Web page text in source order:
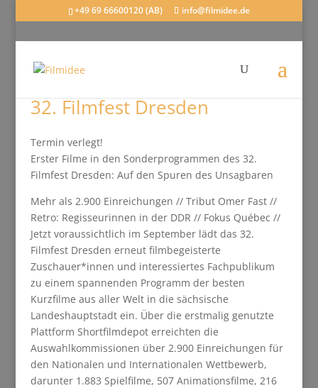
+49 69 66600120 (AB) info@filmidee.de
32. Filmfest Dresden
Termin verlegt!
Erster Filme in den Sonderprogrammen des 32.
Filmfest Dresden: Auf den Spuren des Unsagbaren
Mehr als 2.900 Einreichungen // Tribut Omer Fast //
Retro: Regisseurinnen in der DDR // Fokus Québec //
Jetzt voraussichtlich im September lädt das 32.
Filmfest Dresden erneut filmbegeisterte
Zuschauer*innen und interessiertes Fachpublikum
zu einem spannenden Programm der besten
Kurzfilme aus aller Welt in die sächsische
Landeshauptstadt ein. Über die erstmalig genutzte
Plattform Shortfilmdepot erreichten die
Auswahlkommissionen über 2.900 Einreichungen für
den Nationalen und Internationalen Wettbewerb,
darunter 1.883 Spielfilme, 507 Animationsfilme, 216